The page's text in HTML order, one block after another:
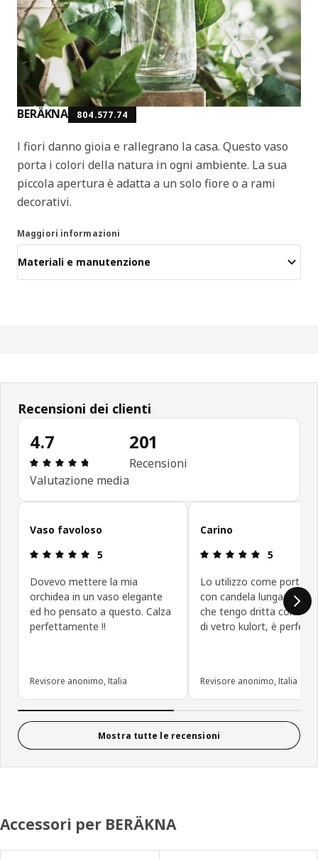
BERÄKNA 804.577.74
I fiori danno gioia e rallegrano la casa. Questo vaso
porta i colori della natura in ogni ambiente. La sua
piccola apertura è adatta a un solo fiore o a rami
decorativi.
Maggiori informazioni
Materiali e manutenzione
Recensioni dei clienti
4.7
Recensione: 4.7 di 5 stelle. Recensioni totali: 201
Valutazione media
201
Recensioni
Salta le recensioni
Vaso favoloso
Recensione: 5 di 5 stelle.
5
Dovevo mettere la mia
orchidea in un vaso elegante
ed ho pensato a questo. Calza
perfettamente !!
Revisore anonimo, Italia
Carino
5
Lo utilizzo come porta
con candela lunga e
che tengo dritta con le
di vetro kulort, è perfetto
Revisore anonimo, Italia
Mostra tutte le recensioni
Accessori per BERÄKNA